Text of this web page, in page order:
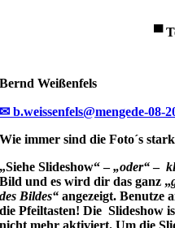
▀
Bernd Weißenfels
✉ b.weissenfels@mengede-08-
Wie immer sind die Foto´s
„Siehe Slideshow“ –„oder“–
Bild und es wird dir das ganz „
des Bildes“ angezeigt. Benutze
die Pfeiltasten! Die Slideshow
nicht mehr aktiviert. Um die